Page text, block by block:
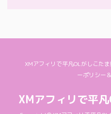
XMアフィリで平凡OLがしこた
ーポリシー
XMアフィリで平